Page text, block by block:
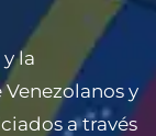
la
y
a través